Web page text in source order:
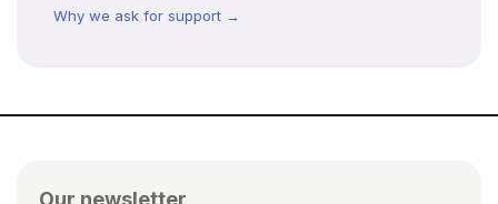
Why we ask for support →
Our newsletter